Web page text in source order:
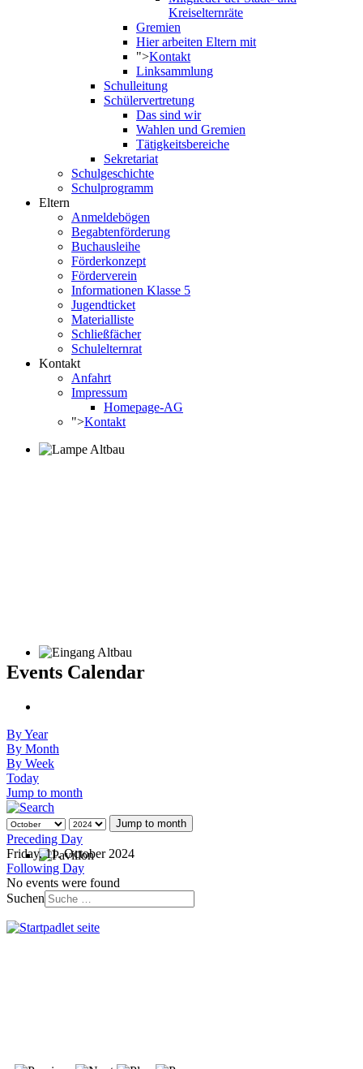
Kreiselternräte
Gremien
Hier arbeiten Eltern mit
">Kontakt
Linksammlung
Schulleitung
Schülervertretung
Das sind wir
Wahlen und Gremien
Tätigkeitsbereiche
Sekretariat
Schulgeschichte
Schulprogramm
Eltern
Anmeldebögen
Begabtenförderung
Buchausleihe
Förderkonzept
Förderverein
Informationen Klasse 5
Jugendticket
Materialliste
Schließfächer
Schulelternrat
Kontakt
Anfahrt
Impressum
Homepage-AG
">Kontakt
Events Calendar
By Year
By Month
By Week
Today
Jump to month
Jump to month
Preceding Day
Friday, 11. October 2024
Following Day
No events were found
Suchen